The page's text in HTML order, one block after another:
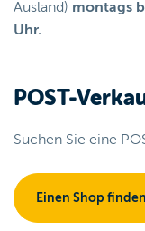
Ausland) montags
Uhr.
POST-
Suchen Sie eine
Einen Shop finden